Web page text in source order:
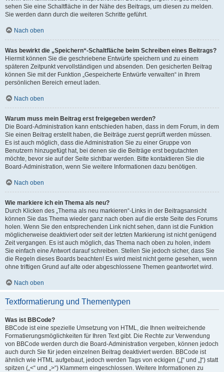
sehen Sie eine Schaltfläche in der Nähe des Beitrags, um diesen zu melden.
Sie werden dann durch die weiteren Schritte geführt.
Nach oben
Was bewirkt die „Speichern“-Schaltfläche beim Schreiben eines Beitrags?
Hiermit können Sie die geschriebene Entwürfe speichern und zu einem
späteren Zeitpunkt vervollständigen und absenden. Den gesicherten Beitrag
können Sie mit der Funktion „Gespeicherte Entwürfe verwalten“ in Ihrem
persönlichen Bereich erneut laden.
Nach oben
Warum muss mein Beitrag erst freigegeben werden?
Die Board-Administration kann entschieden haben, dass in dem Forum, in dem
Sie einen Beitrag erstellt haben, die Beiträge zuerst geprüft werden müssen.
Es ist auch möglich, dass die Administration Sie zu einer Gruppe von
Benutzern hinzugefügt hat, bei denen sie die Beiträge erst begutachten
möchte, bevor sie auf der Seite sichtbar werden. Bitte kontaktieren Sie die
Board-Administration, wenn Sie weitere Informationen dazu benötigen.
Nach oben
Wie markiere ich ein Thema als neu?
Durch Klicken des „Thema als neu markieren“-Links in der Beitragsansicht
können Sie das Thema wieder ganz nach oben auf die erste Seite des Forums
holen. Wenn Sie den entsprechenden Link nicht sehen, dann ist die Funktion
möglicherweise deaktiviert oder seit der letzten Markierung ist nicht genügend
Zeit vergangen. Es ist auch möglich, das Thema nach oben zu holen, indem
Sie einfach eine Antwort darauf schreiben. Stellen Sie jedoch sicher, dass Sie
die Regeln dieses Boards beachten! Es wird meist nicht gerne gesehen, wenn
ohne triftigen Grund auf alte oder abgeschlossene Themen geantwortet wird.
Nach oben
Textformatierung und Thementypen
Was ist BBCode?
BBCode ist eine spezielle Umsetzung von HTML, die Ihnen weitreichende
Formatierungsmöglichkeiten für Ihren Text gibt. Die Rechte zur Verwendung
von BBCode werden durch die Board-Administration vergeben, können jedoch
auch durch Sie für jeden einzelnen Beitrag deaktiviert werden. BBCode ist
ähnlich wie HTML aufgebaut, jedoch werden Tags von eckigen („[“ und „]“) statt
spitzen („<“ und „>“) Klammern eingeschlossen. Weitere Informationen zu